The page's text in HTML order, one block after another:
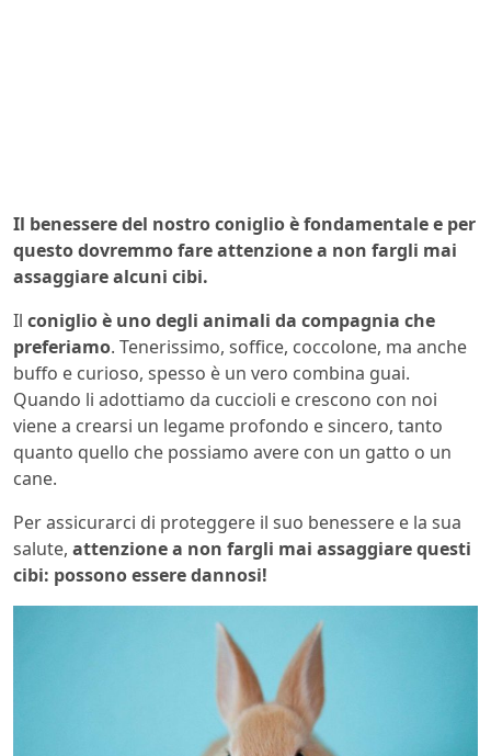
Il benessere del nostro coniglio è fondamentale e per
questo dovremmo fare attenzione a non fargli mai
assaggiare alcuni cibi.
Il coniglioè uno degli animali da compagnia che
preferiamo. Tenerissimo, soffice, coccolone, ma anche
buffo e curioso, spesso è un vero combina guai.
Quando li adottiamo da cuccioli e crescono con noi
viene a crearsi un legame profondo e sincero, tanto
quanto quello che possiamo avere con un gatto o un
cane.
Per assicurarci di proteggere il suo benessere e la sua
salute, attenzione a non fargli mai assaggiare questi
cibi: possono essere dannosi!